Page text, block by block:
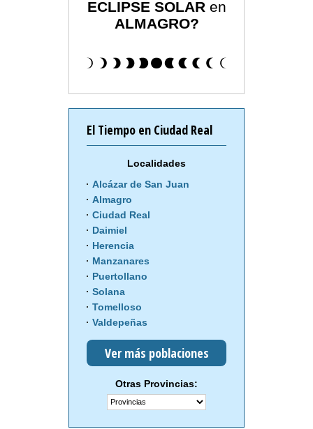
ECLIPSE SOLAR en
ALMAGRO?
El Tiempo en Ciudad Real
Localidades
Alcázar de San Juan
Almagro
Ciudad Real
Daimiel
Herencia
Manzanares
Puertollano
Solana
Tomelloso
Valdepeñas
Ver más poblaciones
Otras Provincias: